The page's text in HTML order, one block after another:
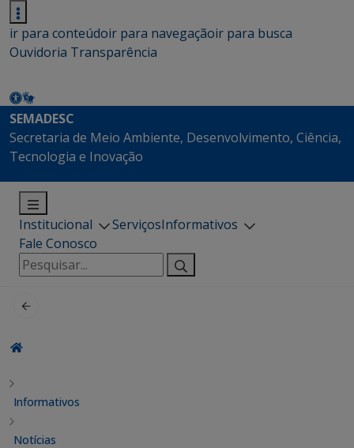
ir para conteúdoir para navegaçãoir para busca
Ouvidoria Transparência
SEMADESC
Secretaria de Meio Ambiente, Desenvolvimento, Ciência,
Tecnologia e Inovação
Institucional ServiçosInformativos
Fale Conosco
Pesquisar
por:
Informativos
Notícias